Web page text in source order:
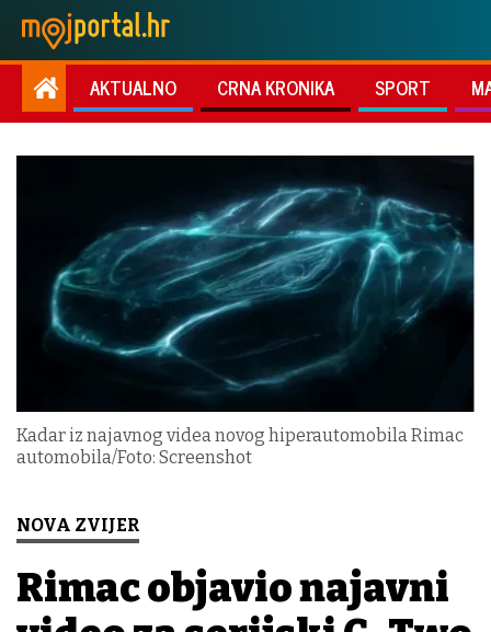
AKTUALNO CRNA KRONIKA SPORT
Kadar iz najavnog videa novog hiperautomobila Rimac
automobila/Foto: Screenshot
NOVA ZVIJER
Rimac objavio najavni